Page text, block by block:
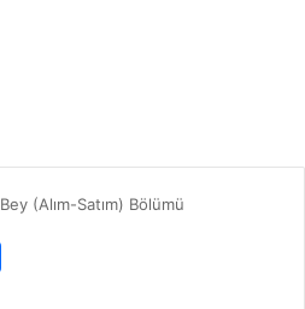
Bey (Alım-Satım) Bölümü